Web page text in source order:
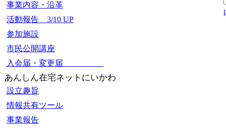
事業内容・沿革
活動報告 3/10 UP
参加施設
市民公開講座
入会届・変更届
あんしん在宅ネットにいかわ
設立趣旨
情報共有ツール
事業報告